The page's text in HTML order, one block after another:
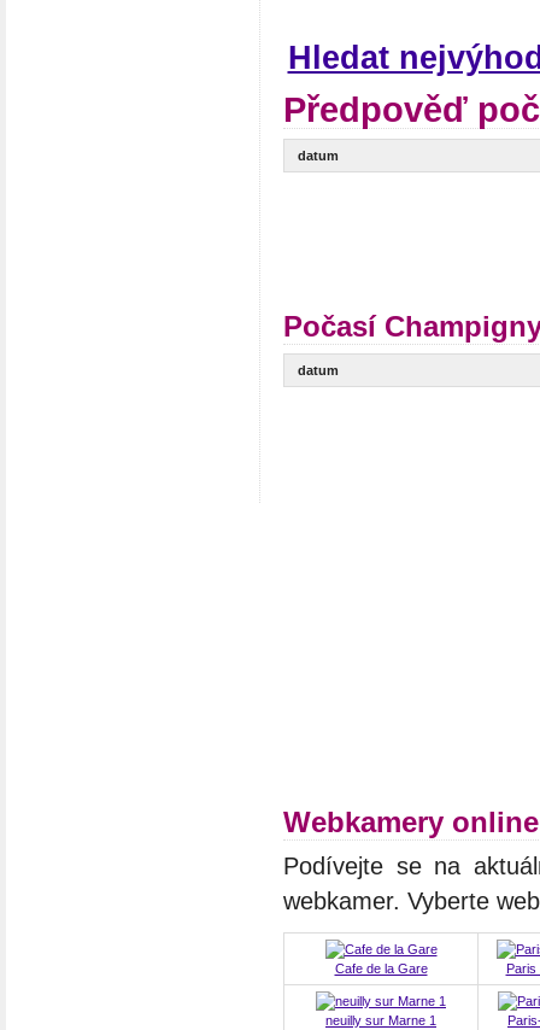
Hledat
Předpověď
datum
Počasí
datum
Webkamery
Podívejte se na
webkamer. Vyberte
Cafe de la Gare Paris
neuilly sur Marne 1